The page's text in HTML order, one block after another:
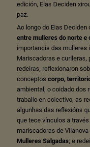
edición, Elas Deciden
paz.
Ao longo do Elas Deciden
entre mulleres do norte e
importancia das mulleres
Mariscadoras e curileras,
redeiras, reflexionaron
conceptos corpo,
ambiental, o coidado dos
traballo en colectivo, as
algunhas das reflexións
que tece vínculos a
mariscadoras de
Mulleres Salgadas; e